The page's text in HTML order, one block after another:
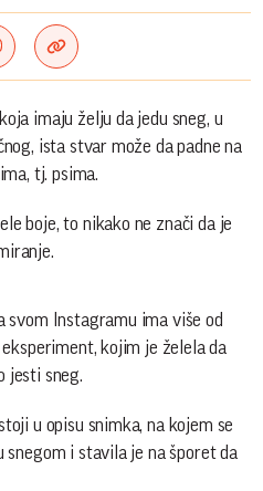
imaju želju da jedu sneg, u
ista stvar može da padne na
tj. psima.
boje, to nikako ne znači da je
svom Instagramu ima više od
kojim je želela da
jesti sneg.
u opisu snimka, na kojem se
snegom i stavila je na šporet da